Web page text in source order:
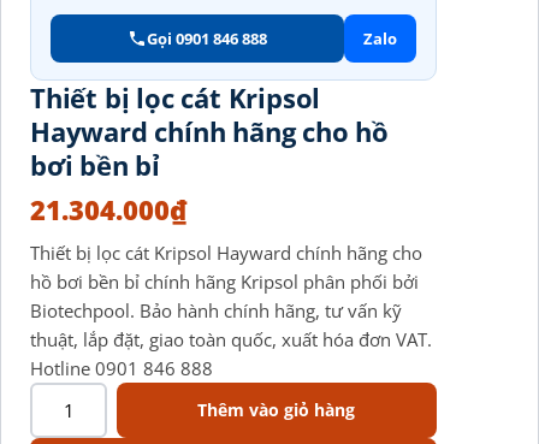
Gọi 0901 846 888 Zalo
Thiết bị lọc cát Kripsol
Hayward chính hãng cho hồ
bơi bền bỉ
21.304.000₫
Thiết bị lọc cát Kripsol Hayward chính hãng cho
hồ bơi bền bỉ chính hãng Kripsol phân phối bởi
Biotechpool. Bảo hành chính hãng, tư vấn kỹ
thuật, lắp đặt, giao toàn quốc, xuất hóa đơn VAT.
Hotline 0901 846 888
Thêm vào giỏ hàng